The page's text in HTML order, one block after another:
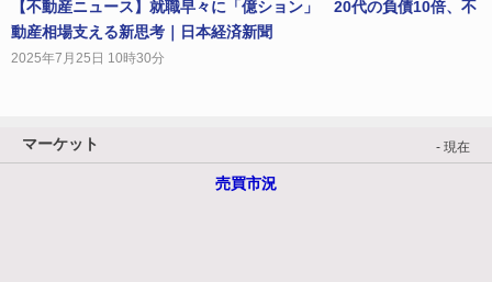
【不動産ニュース】就職早々に「億ション」 20代の負債10倍、不
動産相場支える新思考｜日本経済新聞
2025年7月25日 10時30分
マーケット - 現在
売買市況